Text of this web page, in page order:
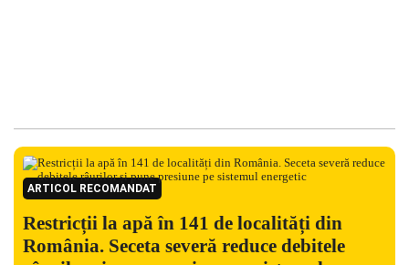
ARTICOL RECOMANDAT
Restricții la apă în 141 de localități din
România. Seceta severă reduce debitele